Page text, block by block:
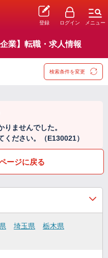
登録 ログイン メニュー
業】転職・求人情報
検索条件を変更
ませんでした。
ださい。（E130021）
ージに戻る
埼玉県
栃木県